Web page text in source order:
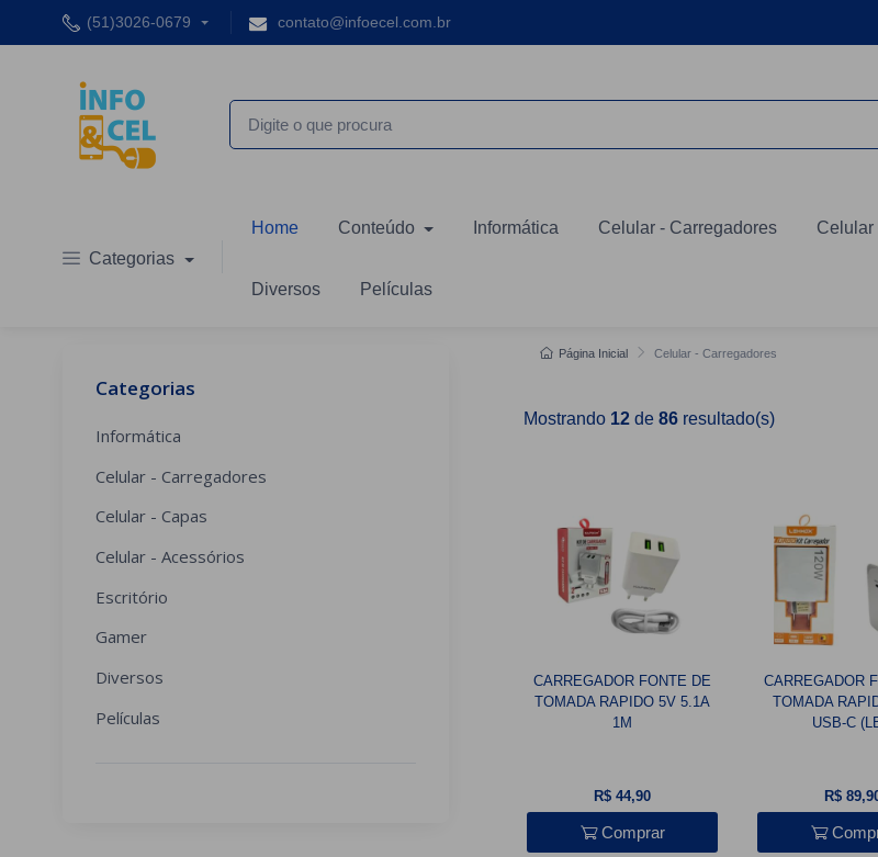
(51)3026-0679 contato@infoecel.com.br
Categorias
Home Conteúdo Informática Celular - Carregadores Celular
Diversos Películas
Categorias
Informática
Celular - Carregadores
Celular - Capas
Celular - Acessórios
Escritório
Gamer
Diversos
Películas
Página Inicial Celular - Carregadores
Mostrando 12 de 86 resultado(s)
CARREGADOR FONTE DE
TOMADA RAPIDO 5V 5.1A
1M
R$ 44,90
Comprar
CARREGADOR
TOMADA
USB-C
R$